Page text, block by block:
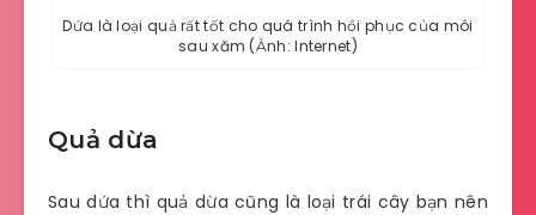
Dứa là loại quả rất tốt cho quá trình hồi phục của môi
sau xăm (Ảnh: Internet)
Quả dừa
Sau dứa thì quả dừa cũng là loại trái cây bạn nên